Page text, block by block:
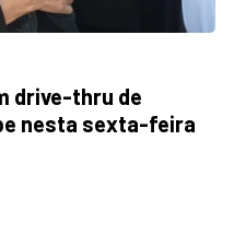
drive-thru de
nesta sexta-feira